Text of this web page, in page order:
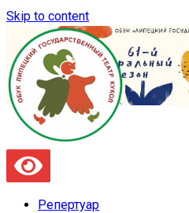
Skip to content
Репертуар